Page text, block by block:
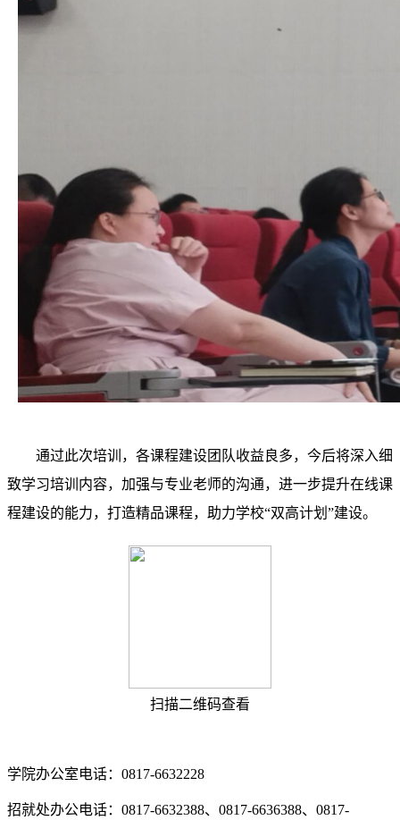
通过此次培训，各课程建设团队收益良多，今后将深入细
致学习培训内容，加强与专业老师的沟通，进一步提升在线课
程建设的能力，打造精品课程，助力学校“双高计划”建设。
扫描二维码查看
学院办公室电话：0817-6632228
招就处办公电话：0817-6632388、0817-6636388、0817-